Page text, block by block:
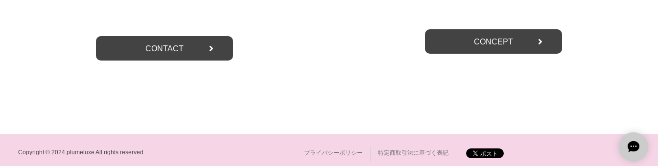
CONTACT
CONCEPT
Copyright © 2024 plumeluxe All rights reserved. プライバシーポリシー 特定商取引法に基づく表記